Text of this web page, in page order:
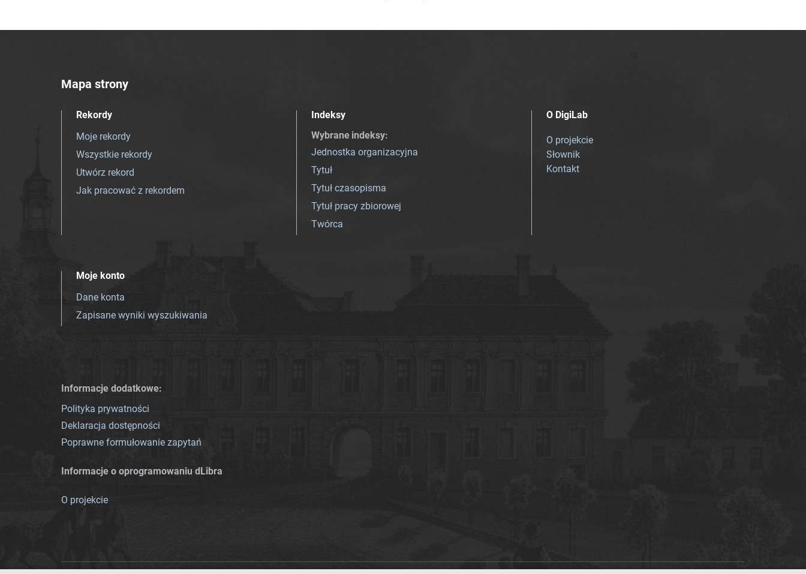
Mapa strony
Rekordy
Moje rekordy
Wszystkie rekordy
Utwórz rekord
Jak pracować z rekordem
Indeksy
Wybrane indeksy:
Jednostka organizacyjna
Tytuł
Tytuł czasopisma
Tytuł pracy zbiorowej
Twórca
O DigiLab
O projekcie
Słownik
Kontakt
Moje konto
Dane konta
Zapisane wyniki wyszukiwania
Informacje dodatkowe:
Polityka prywatności
Deklaracja dostępności
Poprawne formułowanie zapytań
Informacje o oprogramowaniu dLibra
O projekcie